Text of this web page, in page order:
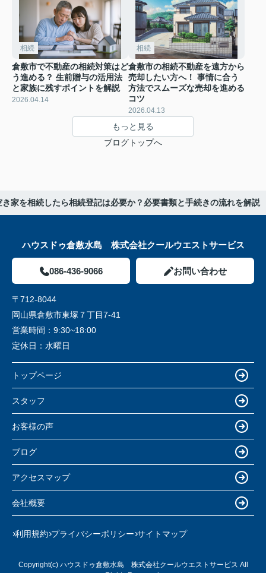
相続
倉敷市で不動産の相続対策はど
う進める？ 生前贈与の活用法
と家族に残すポイントを解説
2026.04.14
相続
倉敷市の相続不動産を遠方から
売却したい方へ！ 事情に合う
方法でスムーズな売却を進める
コツ
2026.04.13
もっと見る
ブログトップへ
き家を相続したら相続登記は必要か？必要書類と手続きの流れを解説
ハウスドゥ倉敷水島 株式会社クールウエストサービス
086-436-9066 お問い合わせ
〒712-8044
岡山県倉敷市東塚７丁目7-41
営業時間： 9:30~18:00
定休日： 水曜日
トップページ
スタッフ
お客様の声
ブログ
アクセスマップ
会社概要
利用規約 プライバシーポリシー サイトマップ
Copyright(c) ハウスドゥ倉敷水島 株式会社クールウエストサービス All